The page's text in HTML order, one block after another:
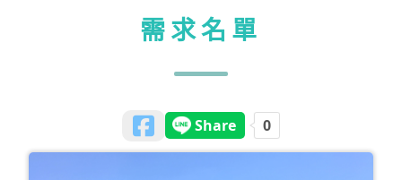
需求名單